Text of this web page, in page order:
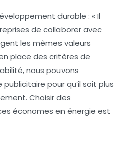
durable : « Il
de collaborer avec
les mêmes valeurs
place des critères de
nous pouvons
pour qu’il soit plus
Choisir des
économes en énergie est